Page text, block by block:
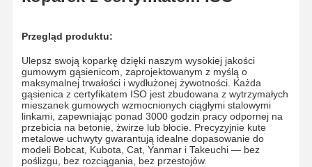
Przegląd produktu:
Ulepsz swoją koparkę dzięki naszym wysokiej jakości
gumowym gąsienicom, zaprojektowanym z myślą o
maksymalnej trwałości i wydłużonej żywotności. Każda
gąsienica z certyfikatem ISO jest zbudowana z wytrzymałych
mieszanek gumowych wzmocnionych ciągłymi stalowymi
linkami, zapewniając ponad 3000 godzin pracy odpornej na
przebicia na betonie, żwirze lub błocie. Precyzyjnie kute
metalowe uchwyty gwarantują idealne dopasowanie do
modeli Bobcat, Kubota, Cat, Yanmar i Takeuchi — bez
poślizgu, bez rozciągania, bez przestojów.